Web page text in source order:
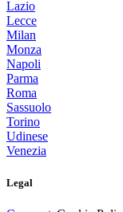
Lazio
Lecce
Milan
Monza
Napoli
Parma
Roma
Sassuolo
Torino
Udinese
Venezia
Legal